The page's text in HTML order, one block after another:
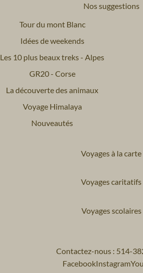
Nos suggestions
Tour du mont Blanc
Idées de weekends
Les 10 plus beaux treks - Alpes
GR20 - Corse
La découverte des animaux
Voyage Himalaya
Nouveautés
Voyages à la carte
Voyages caritatifs
Voyages scolaires
Contactez-nous : 514-
FacebookInstagram